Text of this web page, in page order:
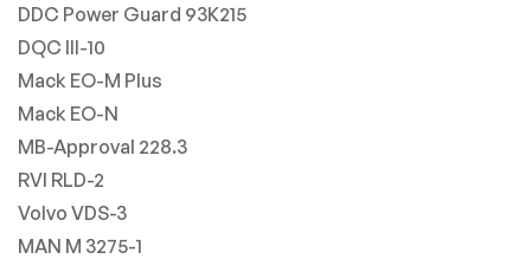
DDC Power Guard 93K215
DQC III-10
Mack EO-M Plus
Mack EO-N
MB-Approval 228.3
RVI RLD-2
Volvo VDS-3
MAN M 3275-1